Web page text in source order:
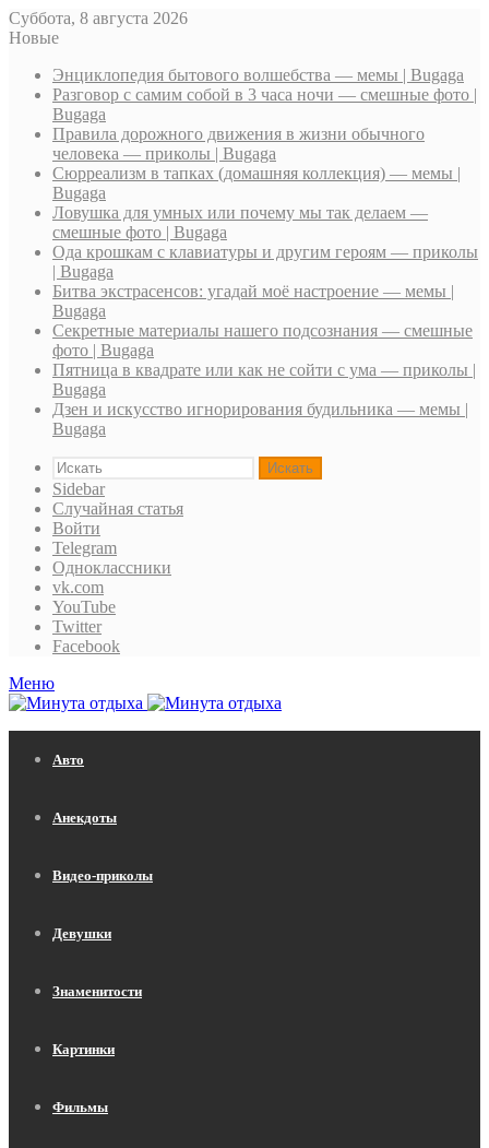
Суббота, 8 августа 2026
Новые
Энциклопедия бытового волшебства — мемы | Bugaga
Разговор с самим собой в 3 часа ночи — смешные фото |
Bugaga
Правила дорожного движения в жизни обычного
человека — приколы | Bugaga
Сюрреализм в тапках (домашняя коллекция) — мемы |
Bugaga
Ловушка для умных или почему мы так делаем —
смешные фото | Bugaga
Ода крошкам с клавиатуры и другим героям — приколы
| Bugaga
Битва экстрасенсов: угадай моё настроение — мемы |
Bugaga
Секретные материалы нашего подсознания — смешные
фото | Bugaga
Пятница в квадрате или как не сойти с ума — приколы |
Bugaga
Дзен и искусство игнорирования будильника — мемы |
Bugaga
Искать
Sidebar
Случайная статья
Войти
Telegram
Одноклассники
vk.com
YouTube
Twitter
Facebook
Меню
Авто
Анекдоты
Видео-приколы
Девушки
Знаменитости
Картинки
Фильмы